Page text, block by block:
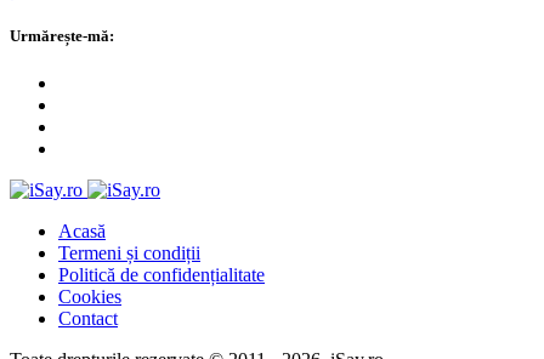
Urmărește-mă:
Acasă
Termeni și condiții
Politică de confidențialitate
Cookies
Contact